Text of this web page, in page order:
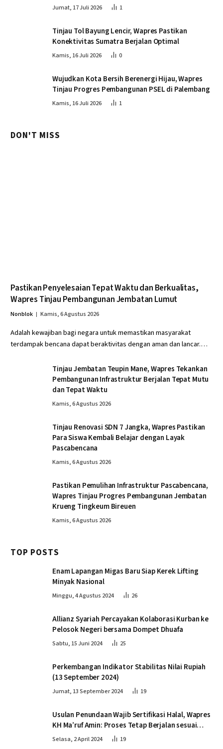
Jumat, 17 Juli 2026 1
Tinjau Tol Bayung Lencir, Wapres Pastikan
Konektivitas Sumatra Berjalan Optimal
Kamis, 16 Juli 2026 0
Wujudkan Kota Bersih Berenergi Hijau, Wapres
Tinjau Progres Pembangunan PSEL di Palembang
Kamis, 16 Juli 2026 1
DON'T MISS
Pastikan Penyelesaian Tepat Waktu dan Berkualitas,
Wapres Tinjau Pembangunan Jembatan Lumut
Nonblok Kamis, 6 Agustus 2026
Adalah kewajiban bagi negara untuk memastikan masyarakat
terdampak bencana dapat beraktivitas dengan aman dan lancar.…
Tinjau Jembatan Teupin Mane, Wapres Tekankan
Pembangunan Infrastruktur Berjalan Tepat Mutu
dan Tepat Waktu
Kamis, 6 Agustus 2026
Tinjau Renovasi SDN 7 Jangka, Wapres Pastikan
Para Siswa Kembali Belajar dengan Layak
Pascabencana
Kamis, 6 Agustus 2026
Pastikan Pemulihan Infrastruktur Pascabencana,
Wapres Tinjau Progres Pembangunan Jembatan
Krueng Tingkeum Bireuen
Kamis, 6 Agustus 2026
TOP POSTS
Enam Lapangan Migas Baru Siap Kerek Lifting
Minyak Nasional
Minggu, 4 Agustus 2024 26
Allianz Syariah Percayakan Kolaborasi Kurban ke
Pelosok Negeri bersama Dompet Dhuafa
Sabtu, 15 Juni 2024 25
Perkembangan Indikator Stabilitas Nilai Rupiah
(13 September 2024)
Jumat, 13 September 2024 19
Usulan Penundaan Wajib Sertifikasi Halal, Wapres
KH Ma’ruf Amin: Proses Tetap Berjalan sesuai
Penahapan
Selasa, 2 April 2024 19